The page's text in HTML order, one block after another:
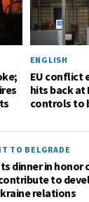
ENGLISH
EU conflict
hits back
controls to
TO BELGRADE
dinner in honor
to
relations